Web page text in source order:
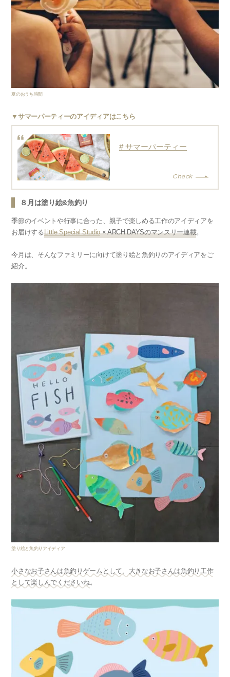
夏のおうち時間
▼サマーパーティーのアイディアはこちら
# サマーパーティー
８月は塗り絵&魚釣り
季節のイベントや行事に合った、親子で楽しめる工作のアイディアを
お届けするLittle Special Studio × ARCH DAYSのマンスリー連載。
今月は、そんなファミリーに向けて塗り絵と魚釣りのアイディアをご
紹介。
塗り絵と魚釣りアイディア
小さなお子さんは魚釣りゲームとして、大きなお子さんは魚釣り工作
として楽しんでくださいね。